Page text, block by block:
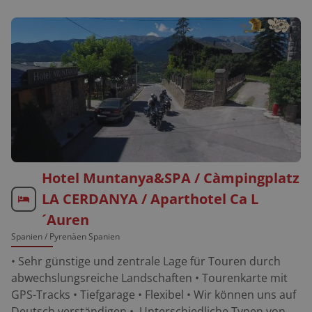
Pyrenäen oder die kulturellen Highlights Barcelonas,
Gironas oder Figueres der Geburtsstadt Dalis
erkunden möchtet – unsere Finca ist der ideale
Ausgangspunkt dafür. Hier gehts zu unserem
YouTube-Video über die unsere Biker-Ranch...
https://www.youtube.com/watch?v=qMBNdoFcA7I
Hotel Muntanya&SPA / Càmpingplatz
LA CERDANYA / Aparthotel Ca L
´Auren
Spanien/ Pyrenäen Spanien
• Sehr günstige und zentrale Lage für Touren durch
abwechslungsreiche Landschaften • Tourenkarte mit
GPS-Tracks • Tiefgarage • Flexibel • Wir können uns auf